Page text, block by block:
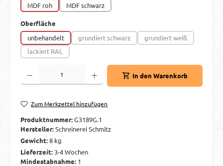
MDF roh
MDF schwarz
Oberfläche
unbehandelt
grundiert schwarz
(Diese Option ist zurzeit nicht verfügbar.)
grundiert weiß
(Diese Option ist
lackiert RAL
(Diese Option ist zurzeit nicht verfügbar.)
Produkt Anzahl: Gib den gewünschten Wert ein oder benutze die Schaltflächen
In den Warenkorb
Zum Merkzettel hinzufügen
Produktnummer:G3189G.1
Hersteller:Schreinerei Schmitz
Gewicht:8 kg
Lieferzeit: 3-4 Wochen
Mindestabnahme: 1